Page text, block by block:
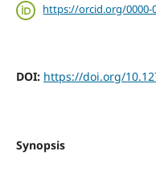
https://orcid.org/0000-
DOI: https://doi.org/
Synopsis